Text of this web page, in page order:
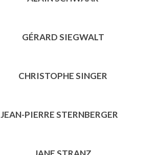
GÉRARD SIEGWALT
CHRISTOPHE SINGER
JEAN-PIERRE STERNBERGER